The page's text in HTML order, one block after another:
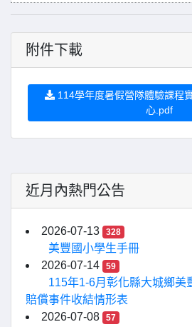
附件下載
114學年度暑假營隊體驗課程
心.pdf
近月內熱門公告
2026-07-13 328
美豐國小學生手冊
2026-07-14
59
115年1-6月彰化縣大城鄉美
賠償事件收結情形表
2026-07-08
57